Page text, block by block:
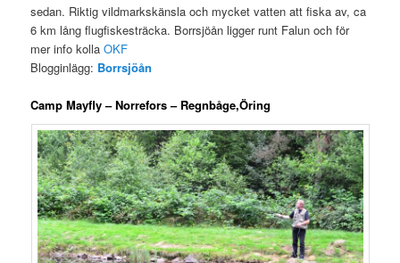
sedan. Riktig vildmarkskänsla och mycket vatten att fiska av, ca
6 km lång flugfiskesträcka. Borrsjöån ligger runt Falun och för
mer info kollaOKF
Blogginlägg: Borrsjöån
Camp Mayfly – Norrefors – Regnbåge,Öring